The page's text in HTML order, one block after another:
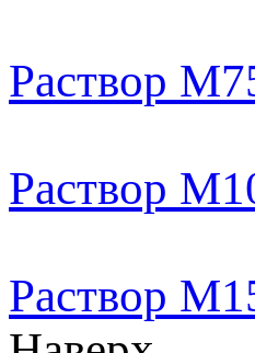
Раствор
Раствор
Раствор